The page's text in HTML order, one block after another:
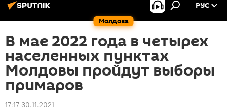
Молдова
РУС
В мае 2022 года в четырех
населенных пунктах
Молдовы пройдут выборы
примаров
17:17 30.11.2021